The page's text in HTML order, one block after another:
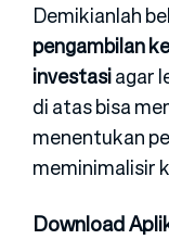
Demikianlah
pengambilan
investasiagar
di atas bisa
menentukan
meminimalisir
Download